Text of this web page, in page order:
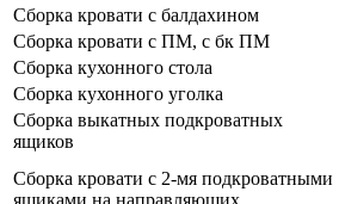
Сборка кровати с балдахином
Сборка кровати с ПМ, с бк ПМ
Сборка кухонного стола
Сборка кухонного уголка
Сборка выкатных подкроватных
ящиков
Сборка кровати с 2-мя подкроватными
ящиками на направляющих